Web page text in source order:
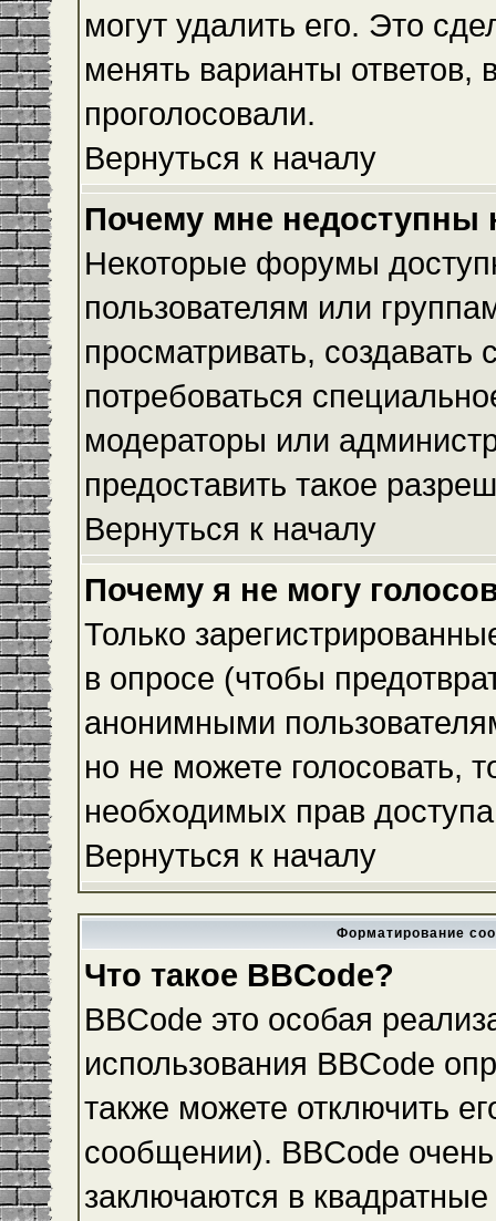
могут удалить его. Это
менять варианты ответов,
проголосовали.
Вернуться к началу
Почему мне
Некоторые форумы
пользователям или
просматривать,
потребоваться
модераторы или
предоставить такое
Вернуться к началу
Почему я не могу
Только
в опросе (чтобы
анонимными
но не можете голосовать,
необходимых прав
Вернуться к началу
Форматирование
Что такое BBCode?
BBCode это особая
использования BBCode
также можете отключить
сообщении). BBCode
заключаются в